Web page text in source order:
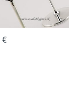
€